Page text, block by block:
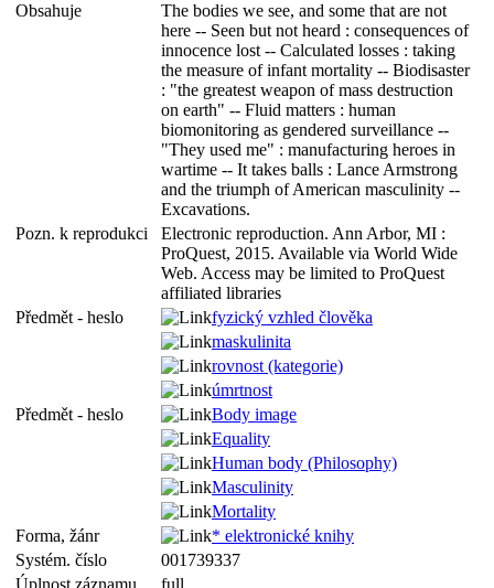
Obsahuje
The bodies we see, and some that are not
here -- Seen but not heard : consequences of
innocence lost -- Calculated losses : taking
the measure of infant mortality -- Biodisaster
: "the greatest weapon of mass destruction
on earth" -- Fluid matters : human
biomonitoring as gendered surveillance --
"They used me" : manufacturing heroes in
wartime -- It takes balls : Lance Armstrong
and the triumph of American masculinity --
Excavations.
Pozn. k reprodukci
Electronic reproduction. Ann Arbor, MI :
ProQuest, 2015. Available via World Wide
Web. Access may be limited to ProQuest
affiliated libraries
Předmět - heslo
fyzický vzhled člověka
maskulinita
rovnost (kategorie)
úmrtnost
Předmět - heslo
Body image
Equality
Human body (Philosophy)
Masculinity
Mortality
Forma, žánr
* elektronické knihy
Systém. číslo
001739337
Úplnost záznamu
full